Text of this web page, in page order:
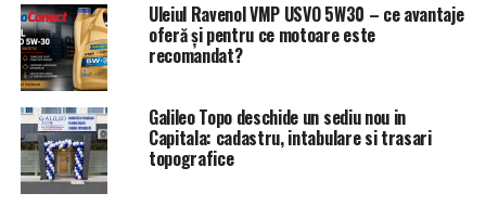
Uleiul Ravenol VMP USVO 5W30 – ce avantaje
oferă și pentru ce motoare este
recomandat?
Galileo Topo deschide un sediu nou in
Capitala: cadastru, intabulare si trasari
topografice